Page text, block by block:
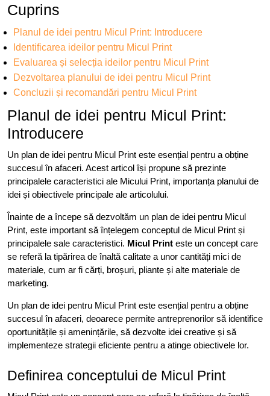
Cuprins
Planul de idei pentru Micul Print: Introducere
Identificarea ideilor pentru Micul Print
Evaluarea și selecția ideilor pentru Micul Print
Dezvoltarea planului de idei pentru Micul Print
Concluzii și recomandări pentru Micul Print
Planul de idei pentru Micul Print:
Introducere
Un plan de idei pentru Micul Print este esențial pentru a obține
succesul în afaceri. Acest articol își propune să prezinte
principalele caracteristici ale Micului Print, importanța planului de
idei și obiectivele principale ale articolului.
Înainte de a începe să dezvoltăm un plan de idei pentru Micul
Print, este important să înțelegem conceptul de Micul Print și
principalele sale caracteristici. Micul Print este un concept care
se referă la tipărirea de înaltă calitate a unor cantități mici de
materiale, cum ar fi cărți, broșuri, pliante și alte materiale de
marketing.
Un plan de idei pentru Micul Print este esențial pentru a obține
succesul în afaceri, deoarece permite antreprenorilor să identifice
oportunitățile și amenințările, să dezvolte idei creative și să
implementeze strategii eficiente pentru a atinge obiectivele lor.
Definirea conceptului de Micul Print